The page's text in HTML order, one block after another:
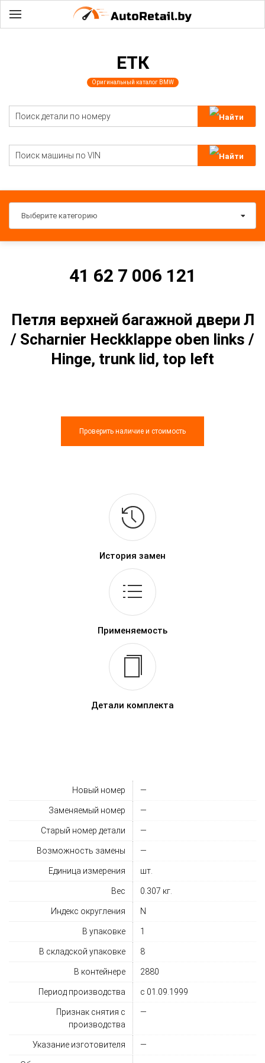
ЕТК
Оригинальный каталог BMW
Выберите категорию
41 62 7 006 121
Петля верхней багажной двери Л
/ Scharnier Heckklappe oben links /
Hinge, trunk lid, top left
Проверить наличие и стоимость
История замен
Применяемость
Детали комплекта
Новый номер —
Заменяемый номер —
Старый номер детали —
Возможность замены —
Единица измерения шт.
Вес 0.307 кг.
Индекс округления N
В упаковке 1
В складской упаковке 8
В контейнере 2880
Период производства с 01.09.1999
Признак снятия с
производства
—
Указание изготовителя —